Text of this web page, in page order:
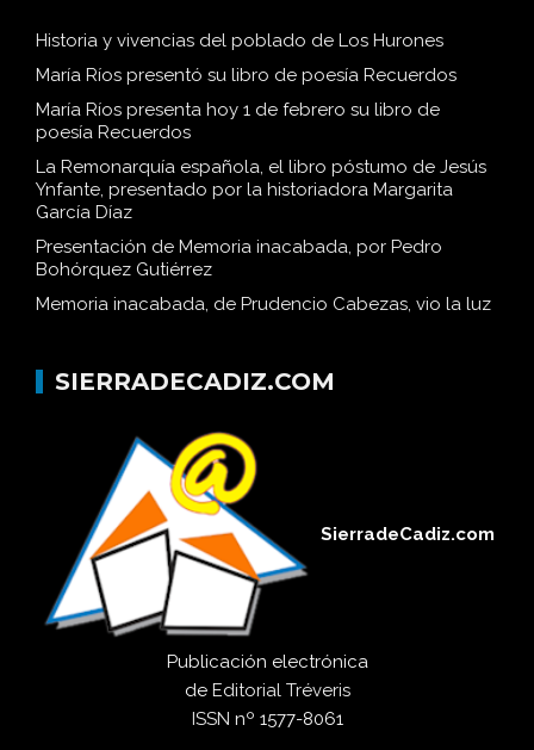
Historia y vivencias del poblado de Los Hurones
María Ríos presentó su libro de poesía Recuerdos
María Ríos presenta hoy 1 de febrero su libro de
poesía Recuerdos
La Remonarquía española, el libro póstumo de Jesús
Ynfante, presentado por la historiadora Margarita
García Díaz
Presentación de Memoria inacabada, por Pedro
Bohórquez Gutiérrez
Memoria inacabada, de Prudencio Cabezas, vio la luz
SIERRADECADIZ.COM
SierradeCadiz.com
Publicación electrónica
de Editorial Tréveris
ISSN nº 1577-8061